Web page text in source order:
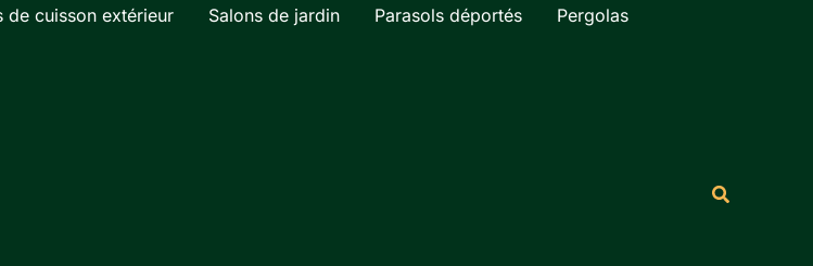
de cuisson extérieur Salons de jardin Parasols déportés
Pergolas
Rechercher